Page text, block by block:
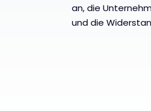
an, die
und die